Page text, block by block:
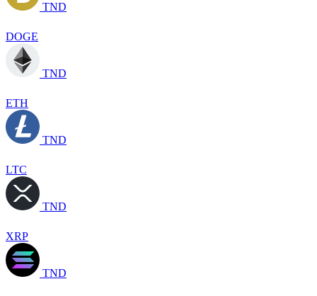
TND
DOGE
TND
ETH
TND
LTC
TND
XRP
TND